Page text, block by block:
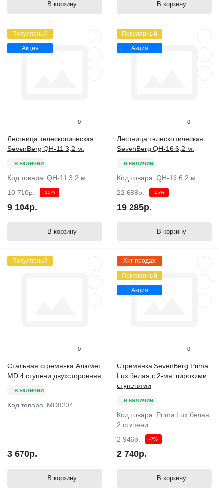
В корзину В корзину
Популярный
Акция
0
Лестница телескопическая
SevenBerg QH-11 3,2 м.
в наличии
Код товара: QH-11 3,2 м.
10 710р.
-15%
9 104р.
В корзину
Популярный
Акция
0
Лестница телескопическая
SevenBerg QH-16 6,2 м.
в наличии
Код товара: QH-16 6,2 м.
22 688р.
-15%
19 285р.
В корзину
Популярный
0
Стальная стремянка Алюмет
MD 4 ступени двухсторонняя
в наличии
Код товара: MD8204
3 670р.
В корзину
Хит продаж
Популярный
Акция
0
Стремянка SevenBerg Prima
Lux белая с 2-мя широкими
ступенями
в наличии
Код товара: Prima Lux белая
2 ступени
2 946р.
-7%
2 740р.
В корзину